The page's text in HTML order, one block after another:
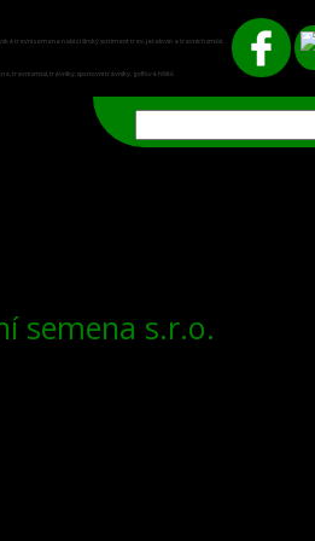
travní semena nabízí široký sortiment trav, jetelovin a travních směsí.
travní směsi, trávníky, sportovní trávníky, golfové hřiště
semena s.r.o.